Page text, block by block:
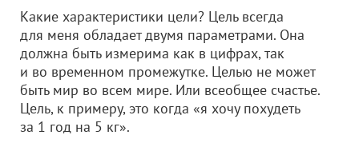
Какие характеристики цели? Цель всегда
для меня обладает двумя параметрами. Она
должна быть измерима как в цифрах, так
и во временном промежутке. Целью не может
быть мир во всем мире. Или всеобщее счастье.
Цель, к примеру, это когда «я хочу похудеть
за 1 год на 5 кг».